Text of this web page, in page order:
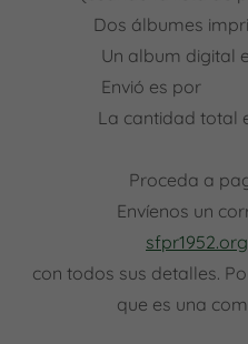
Dos álbumes
Un album
Envió es
La cantidad
Proceda a
Envíenos un
con todos sus detalles.
que es una